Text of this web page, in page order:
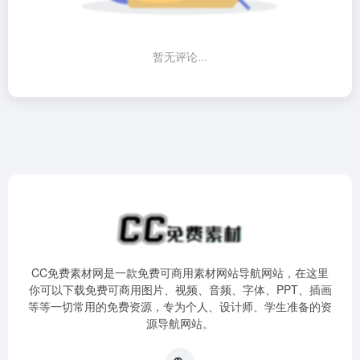
暂无评论...
CC免费素材网是一款免费可商用素材网站导航网站，在这里
你可以下载免费可商用图片、视频、音频、字体、PPT、插画
等等一切常用的免费资源，专为个人、设计师、学生准备的资
源导航网站。